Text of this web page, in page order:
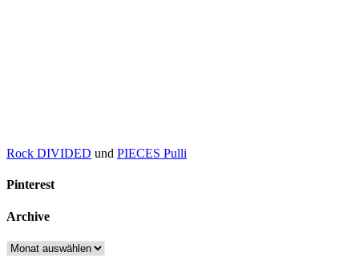
Rock DIVIDED und PIECES Pulli
Pinterest
Archive
Archive